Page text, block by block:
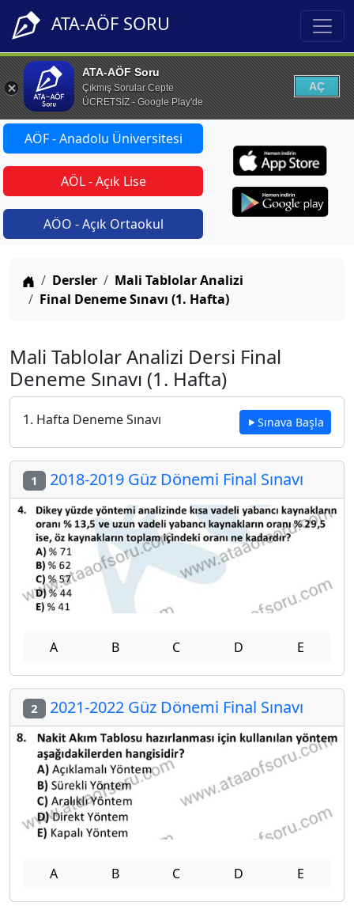
ATA-AÖF SORU
ATA-AÖF Soru
Çıkmış Sorular Cepte
ÜCRETSİZ - Google Play'de
AÇ
AÖF - Anadolu Üniversitesi
AÖL - Açık Lise
AÖO - Açık Ortaokul
Anasayfa
Dersler
Mali Tablolar Analizi
Final Deneme Sınavı (1. Hafta)
Mali Tablolar Analizi Dersi Final
Deneme Sınavı (1. Hafta)
1. Hafta Deneme Sınavı Sınava Başla
1 2018-2019 Güz Dönemi Final Sınavı
A B C D E
2 2021-2022 Güz Dönemi Final Sınavı
A B C D E